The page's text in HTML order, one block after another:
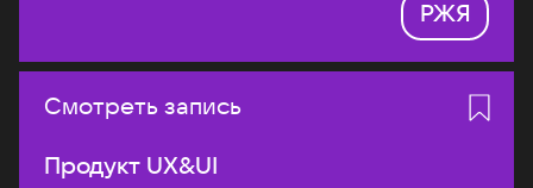
РЖЯ
Смотреть запись
Продукт UX&UI